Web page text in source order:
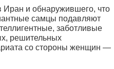
Иран и обнаружившего, что
самцы подавляют
заботливые
решительных
со стороны женщин —